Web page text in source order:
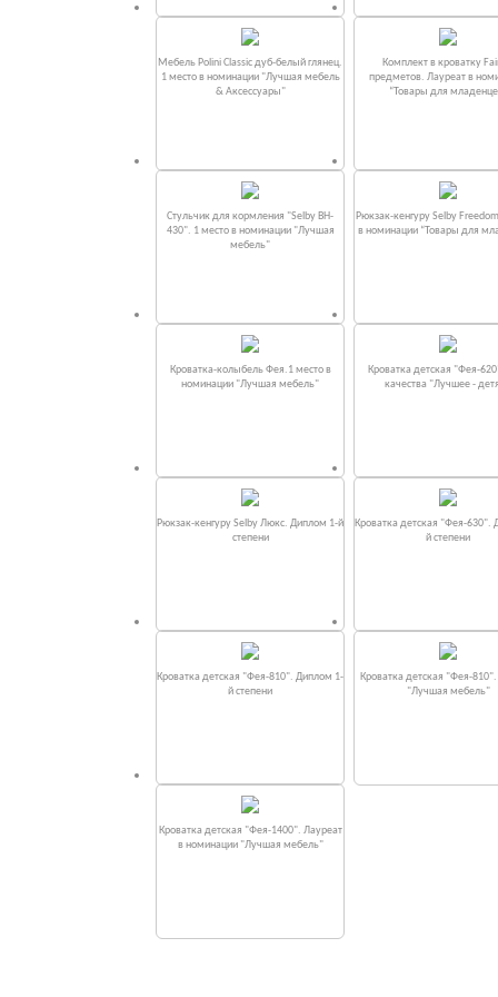
Мебель Polini Classic дуб-белый глянец.
1 место в номинации "Лучшая мебель
& Аксессуары"
Комплект в кроватку
предметов. Лауреат в
“Товары для
Стульчик для кормления "Selby BH-
430". 1 место в номинации "Лучшая
мебель"
Рюкзак-кенгуру Selby
в номинации “Товары для
Кроватка-колыбель Фея.1 место в
номинации "Лучшая мебель"
Кроватка детская "Фея-
качества "Лучшее -
Рюкзак-кенгуру Selby Люкс. Диплом 1-й
степени
Кроватка детская "Фея-630".
й степени
Кроватка детская "Фея-810". Диплом 1-
й степени
Кроватка детская "Фея-
"Лучшая мебель"
Кроватка детская "Фея-1400". Лауреат
в номинации "Лучшая мебель"